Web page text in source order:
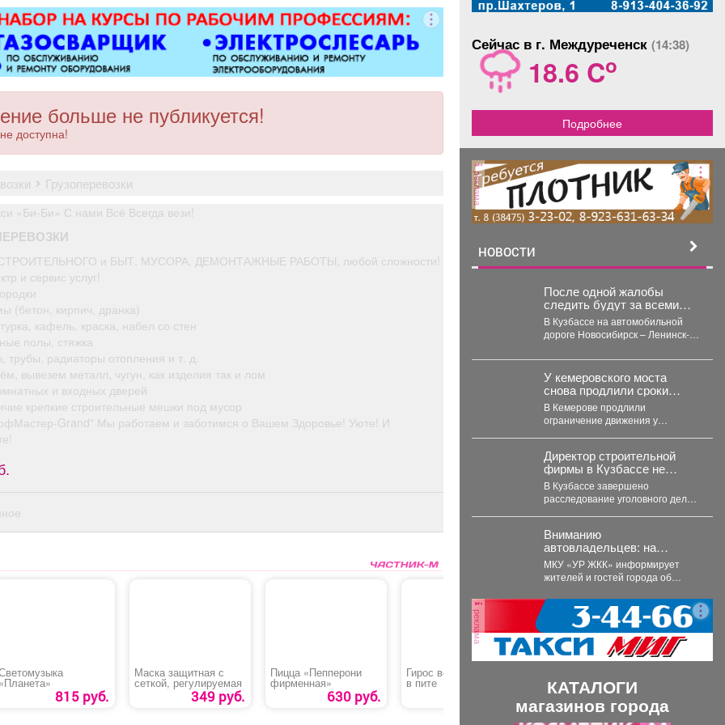
оборудованием,
имеется парковка, торг
уместен.
ковер»).
больше не публикуется!
доступна!
грузоперевозки
«Би-Би» С нами Всё Всегда вези!
и БЫТ. МУСОРА, ДЕМОНТАЖНЫЕ РАБОТЫ, любой сложности!
и сервис услуг!
(бетон, кирпич, дранка)
кафель, краска, набел со стен
полы, стяжка
трубы, радиаторы отопления и т. д.
вывезем металл, чугун, как изделия так и лом
и входных дверей
крепкие строительные мешки под мусор
Grand" Мы работаем и заботимся о Вашем Здоровье! Уюте! И
«Планета»
815 руб.
Маска защитная с
сеткой, регулируемая
349 руб.
Пицца «Пепперони
фирменная»
630 руб.
Гирос веган стандарт
в пите подготовка,
переподготовка,
повышение
квалификации
30000 руб.
Сейчас в г. Междуреченск (14:38)
18.6 Co
Подробнее
реклама
НОВОСТИ
После одной жалобы
следить будут за всеми
машинами на кемеровской
трассе
В Кузбассе на автомобильной
дороге Новосибирск – Ленинск-
селе Глубокое...
У кемеровского моста
снова продлили сроки
открытия: какие причины на
этот раз
В Кемерове продлили
ограничение движения у
ограничение автомобильного...
Директор строительной
фирмы в Кузбассе не
заплатил 21 сотруднику
деньги
В Кузбассе завершено
расследование уголовного дела в
компании,...
Вниманию
автовладельцев: на
внутриквартальных
территориях
Междуреченского
муниципального округа
вводятся ограничения
стоянки.
МКУ «УР ЖКК» информирует
жителей и гостей города об
дорожного движения на...
реклама
КАТАЛОГИ
магазинов города